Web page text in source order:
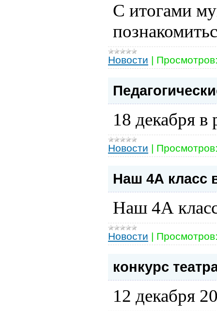
С итогами
Новости |
18 декабря
Новости |
Наш 4А класс
Наш 4А
Новости |
конкурс
12 декабря